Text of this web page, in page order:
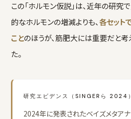
この「ホルモン仮説」は、近年の研究
的なホルモンの増減よりも、 各セット
ことのほうが、筋肥大には重要だと考
た。
研究エビデンス（SINGERら 2024）
2024年に発表されたベイズメタアナ